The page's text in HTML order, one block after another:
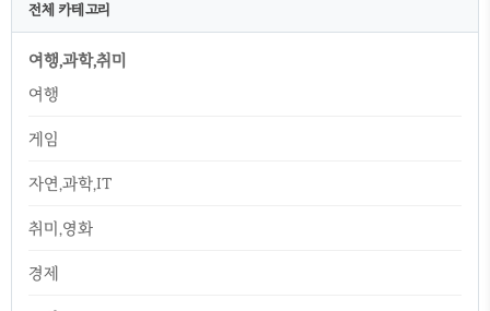
전체 카테고리
여행,과학,취미
여행
게임
자연,과학,IT
취미,영화
경제